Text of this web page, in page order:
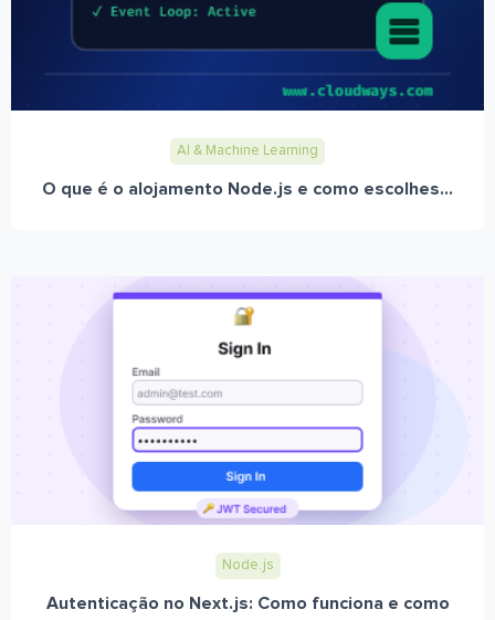
AI & Machine Learning
O que é o alojamento Node.js e como escolhes...
Node.js
Autenticação no Next.js: Como funciona e como